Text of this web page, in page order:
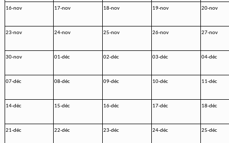
16-nov 17-nov 18-nov 19-nov 20-nov
23-nov 24-nov 25-nov 26-nov 27-nov
30-nov 01-déc 02-déc 03-déc 04-déc
07-déc 08-déc 09-déc 10-déc 11-déc
14-déc 15-déc 16-déc 17-déc 18-déc
21-déc 22-déc 23-déc 24-déc 25-déc